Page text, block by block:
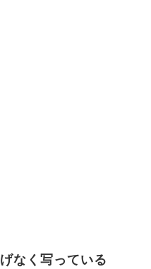
なく写っている